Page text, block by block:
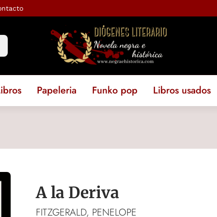
Papeleria Funko pop Libros usados
A la Deriva
FITZGERALD, PENELOPE